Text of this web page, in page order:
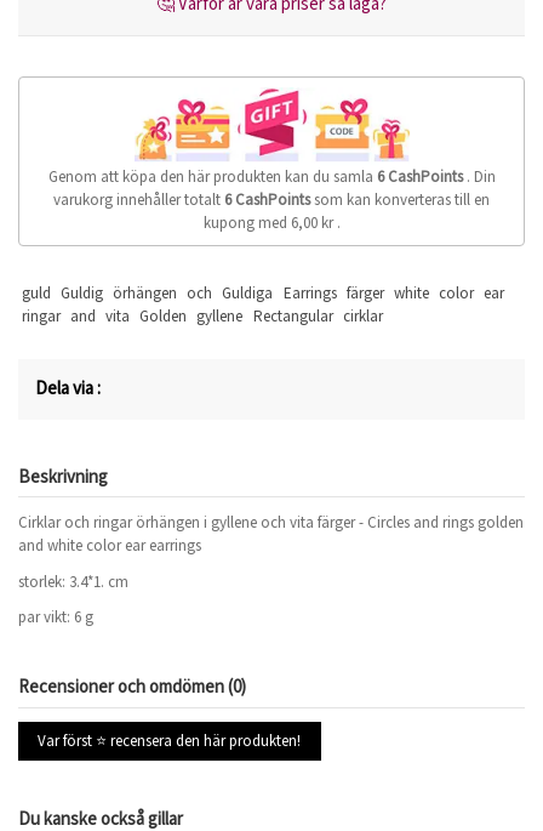
Genom att köpa den här produkten kan du samla 6CashPoints. Din
varukorg innehåller totalt 6CashPointssom kan konverteras till en
kupong med 6,00 kr.
guld Guldig örhängen och Guldiga Earrings färger white color ear
ringar and vita Golden gyllene Rectangular cirklar
Dela via :
Beskrivning
Cirklar och ringar örhängen i gyllene och vita färger - Circles and rings golden
and white color ear earrings
storlek: 3.4*1. cm
par vikt: 6 g
Recensioner och omdömen (0)
Var först ⭐ recensera den här produkten!
Du kanske också gillar